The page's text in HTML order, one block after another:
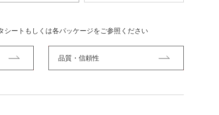
ートもしくは各パッケージをご参照ください
品質・信頼性